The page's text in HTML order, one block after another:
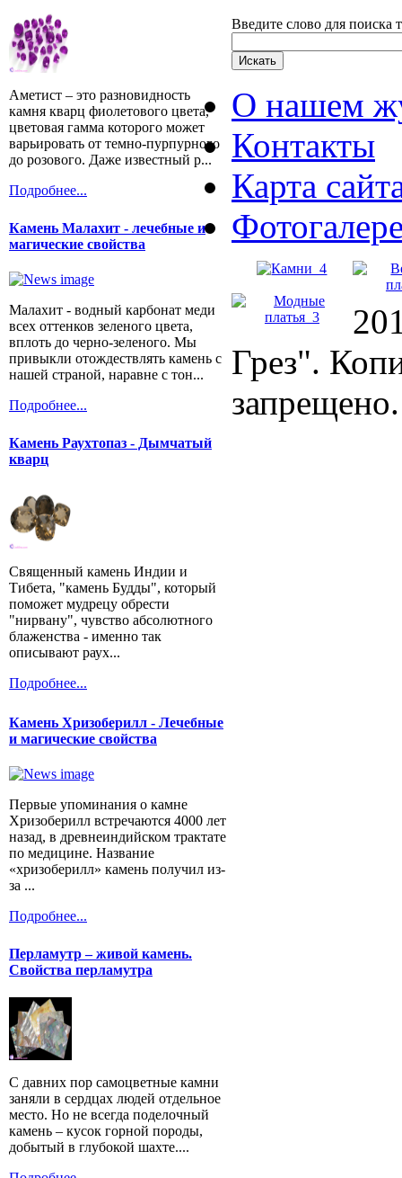
Аметист – это разновидность
камня кварц фиолетового цвета,
цветовая гамма которого может
варьировать от темно-пурпурного
до розового. Даже известный р...
Подробнее...
Камень Малахит - лечебные и
магические свойства
Малахит - водный карбонат меди
всех оттенков зеленого цвета,
вплоть до черно-зеленого. Мы
привыкли отождествлять камень с
нашей страной, наравне с тон...
Подробнее...
Камень Раухтопаз - Дымчатый
кварц
Священный камень Индии и
Тибета, "камень Будды", который
поможет мудрецу обрести
"нирвану", чувство абсолютного
блаженства - именно так
описывают раух...
Подробнее...
Камень Хризоберилл - Лечебные
и магические свойства
Первые упоминания о камне
Хризоберилл встречаются 4000 лет
назад, в древнеиндийском трактате
по медицине. Название
«хризоберилл» камень получил из-
за ...
Подробнее...
Перламутр – живой камень.
Свойства перламутра
С давних пор самоцветные камни
заняли в сердцах людей отдельное
место. Но не всегда поделочный
камень – кусок горной породы,
добытый в глубокой шахте....
Введите слово для поиска
О нашем
Контакты
Карта
Грез".
запрещено.